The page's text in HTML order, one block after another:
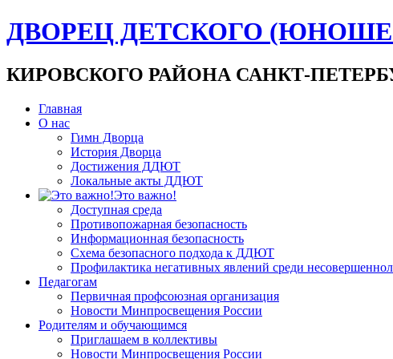
ДВОРЕЦ ДЕТСКОГО
КИРОВСКОГО РАЙОНА САНКТ-
Главная
О нас
Гимн Дворца
История Дворца
Достижения ДДЮТ
Локальные акты ДДЮТ
Это важно!
Доступная среда
Противопожарная безопасность
Информационная безопасность
Схема безопасного подхода к ДДЮТ
Профилактика негативных явлений среди
Педагогам
Первичная профсоюзная организация
Новости Минпросвещения России
Родителям и обучающимся
Приглашаем в коллективы
Новости Минпросвещения России